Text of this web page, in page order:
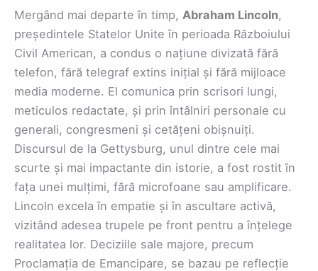
Mergând mai departe în timp, Abraham Lincoln,
președintele Statelor Unite în perioada Războiului
Civil American, a condus o națiune divizată fără
telefon, fără telegraf extins inițial și fără mijloace
media moderne. El comunica prin scrisori lungi,
meticulos redactate, și prin întâlniri personale cu
generali, congresmeni și cetățeni obișnuiți.
Discursul de la Gettysburg, unul dintre cele mai
scurte și mai impactante din istorie, a fost rostit în
fața unei mulțimi, fără microfoane sau amplificare.
Lincoln excela în empatie și în ascultare activă,
vizitând adesea trupele pe front pentru a înțelege
realitatea lor. Deciziile sale majore, precum
Proclamația de Emancipare, se bazau pe reflecție